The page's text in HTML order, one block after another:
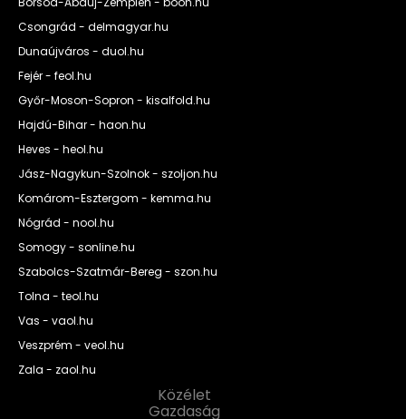
Csongrád - delmagyar.hu
Dunaújváros - duol.hu
Fejér - feol.hu
Győr-Moson-Sopron - kisalfold.hu
Hajdú-Bihar - haon.hu
Heves - heol.hu
Jász-Nagykun-Szolnok - szoljon.hu
Komárom-Esztergom - kemma.hu
Nógrád - nool.hu
Somogy - sonline.hu
Szabolcs-Szatmár-Bereg - szon.hu
Tolna - teol.hu
Vas - vaol.hu
Veszprém - veol.hu
Zala - zaol.hu
Közélet
Gazdaság